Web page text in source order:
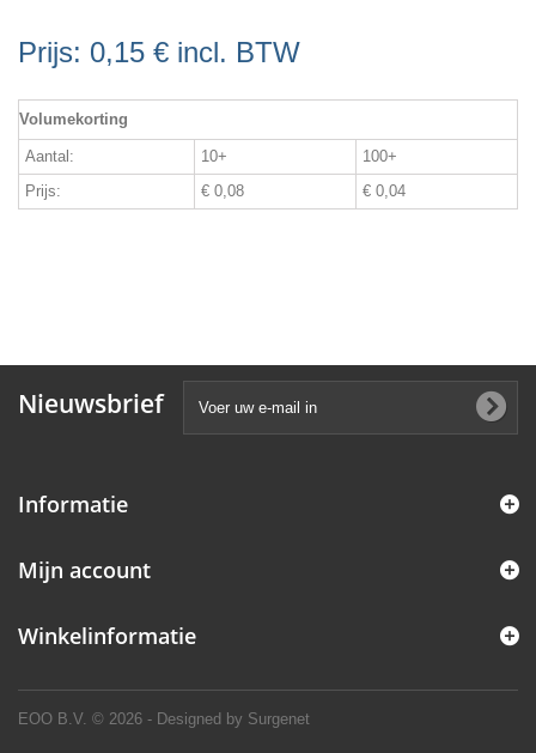
Prijs: 0,15 € incl. BTW
Volumekorting
Aantal: 10+
100+
Prijs:
€ 0,08 € 0,04
Nieuwsbrief
Informatie
EOO B.V. © 2026 - Designed by Surgenet
Mijn account
Winkelinformatie